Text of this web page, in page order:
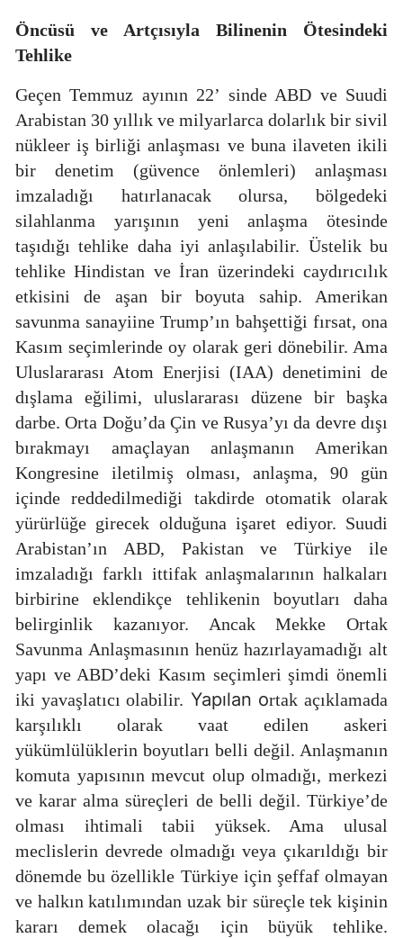
Öncüsü ve Artçısıyla
Bilinenin Ötesindeki
Tehlike
Geçen Temmuz ayının 22’ sinde ABD ve Suudi
Arabistan 30 yıllık ve milyarlarca dolarlık bir sivil
nükleer iş birliği anlaşması ve buna ilaveten ikili
bir denetim (güvence önlemleri) anlaşması
imzaladığı hatırlanacak olursa, bölgedeki
silahlanma yarışının yeni anlaşma ötesinde
taşıdığı tehlike daha iyi anlaşılabilir. Üstelik bu
tehlike Hindistan ve İran üzerindeki caydırıcılık
etkisini de aşan bir boyuta sahip. Amerikan
savunma sanayiine Trump’ın bahşettiği fırsat, ona
Kasım seçimlerinde oy olarak geri dönebilir. Ama
Uluslararası Atom Enerjisi (IAA) denetimini de
dışlama eğilimi, uluslararası düzene bir başka
darbe. Orta Doğu’da Çin ve Rusya’yı da devre dışı
bırakmayı amaçlayan anlaşmanın Amerikan
Kongresine iletilmiş olması, anlaşma, 90 gün
içinde reddedilmediği takdirde otomatik olarak
yürürlüğe girecek olduğuna işaret ediyor. Suudi
Arabistan’ın ABD, Pakistan ve Türkiye ile
imzaladığı farklı ittifak anlaşmalarının halkaları
birbirine eklendikçe tehlikenin boyutları daha
belirginlik kazanıyor. Ancak Mekke Ortak
Savunma Anlaşmasının henüz hazırlayamadığı alt
yapı ve ABD’deki Kasım seçimleri şimdi önemli
iki yavaşlatıcı olabilir. Yapılan ortak açıklamada
karşılıklı olarak vaat edilen askeri
yükümlülüklerin boyutları belli değil. Anlaşmanın
komuta yapısının mevcut olup olmadığı, merkezi
ve karar alma süreçleri de belli değil. Türkiye’de
olması ihtimali tabii yüksek. Ama ulusal
meclislerin devrede olmadığı veya çıkarıldığı bir
dönemde bu özellikle Türkiye için şeffaf olmayan
ve halkın katılımından uzak bir süreçle tek kişinin
kararı demek olacağı için büyük tehlike.